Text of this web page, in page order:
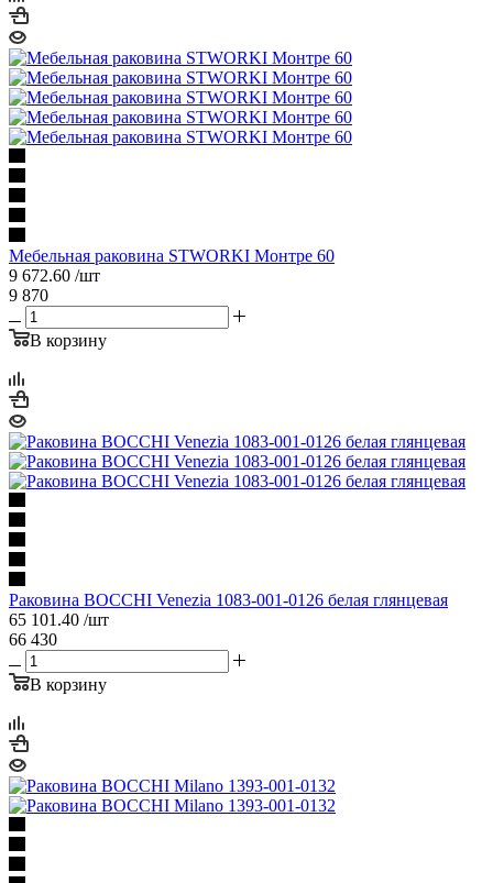
Мебельная раковина STWORKI Монтре 60
9 672.60 /шт
9 870
В корзину
Раковина BOCCHI Venezia 1083-001-0126 белая глянцевая
65 101.40 /шт
66 430
В корзину